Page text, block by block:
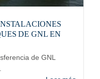
DE GNL EN
de GNL